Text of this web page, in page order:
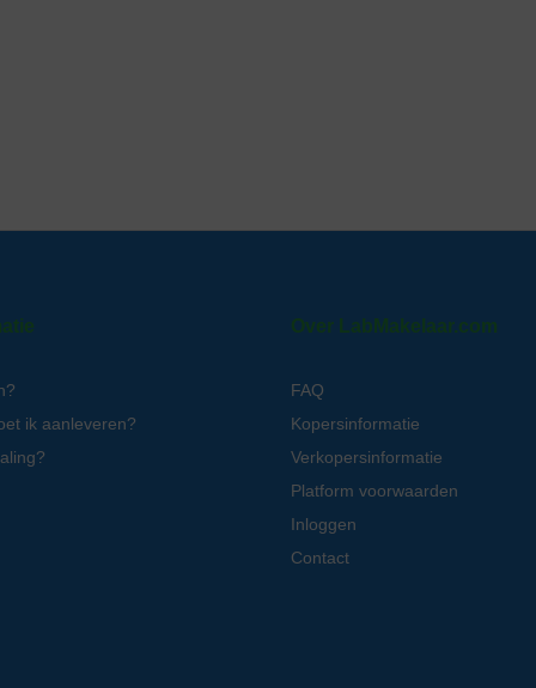
ik aanleveren?
Over LabMakelaar.com
FAQ
Kopersinformatie
Verkopersinformatie
Platform voorwaarden
Inloggen
Contact